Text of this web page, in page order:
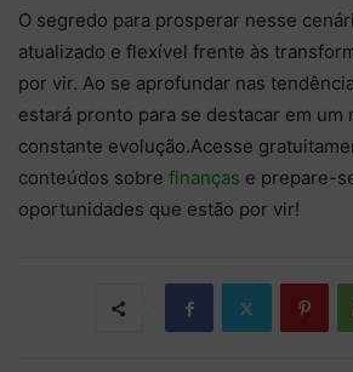
O segredo para prosperar nesse
atualizado e flexível frente às
por vir. Ao se aprofundar nas
estará pronto para se destacar em um
constante evolução.Acesse
conteúdos sobre finanças e prepare-
oportunidades que estão por vir!